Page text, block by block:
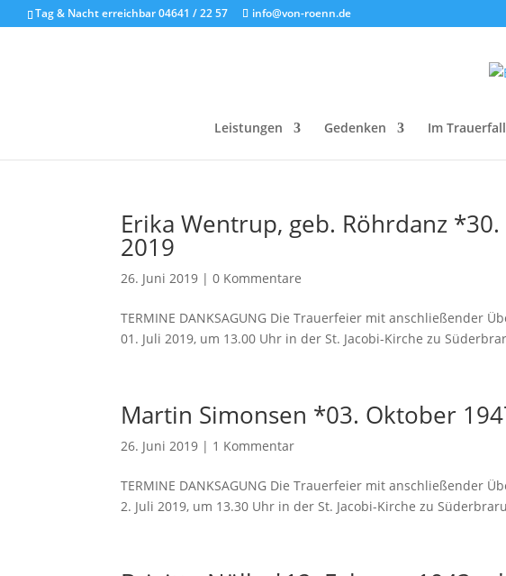
Tag & Nacht erreichbar 04641 / 22 57 info@von-roenn.de
Leistungen Gedenken Im Trauerfall
Erika Wentrup, geb. Röhrdanz
2019
26. Juni 2019 |0 Kommentare
TERMINE DANKSAGUNG Die Trauerfeier mit anschließender
01. Juli 2019, um 13.00 Uhr in der St. Jacobi-Kirche zu
Martin Simonsen *03. Oktober
26. Juni 2019 | 1 Kommentar
TERMINE DANKSAGUNG Die Trauerfeier mit anschließender
2. Juli 2019, um 13.30 Uhr in der St. Jacobi-Kirche zu